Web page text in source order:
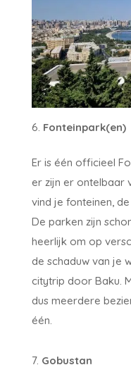
Fonteinpark(en)
Er is één officieel
er zijn er ontelbaar
vind je fonteinen,
De parken zijn
heerlijk om op
de schaduw van je
citytrip door Baku.
dus meerdere
één.
Gobustan